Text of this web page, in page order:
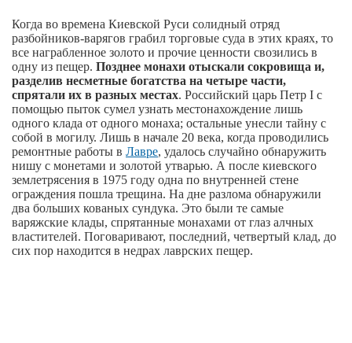
Когда во времена Киевской Руси солидный отряд
разбойников-варягов грабил торговые суда в этих краях, то
все награбленное золото и прочие ценности свозились в
одну из пещер. Позднее монахи отыскали сокровища и,
разделив несметные богатства на четыре части,
спрятали их в разных местах. Российский царь Петр I с
помощью пыток сумел узнать местонахождение лишь
одного клада от одного монаха; остальные унесли тайну с
собой в могилу. Лишь в начале 20 века, когда проводились
ремонтные работы в Лавре, удалось случайно обнаружить
нишу с монетами и золотой утварью. А после киевского
землетрясения в 1975 году одна по внутренней стене
ограждения пошла трещина. На дне разлома обнаружили
два больших кованых сундука. Это были те самые
варяжские клады, спрятанные монахами от глаз алчных
властителей. Поговаривают, последний, четвертый клад, до
сих пор находится в недрах лаврских пещер.